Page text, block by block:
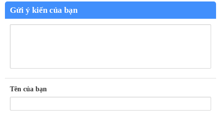
Gửi ý kiến của bạn
Tên của bạn